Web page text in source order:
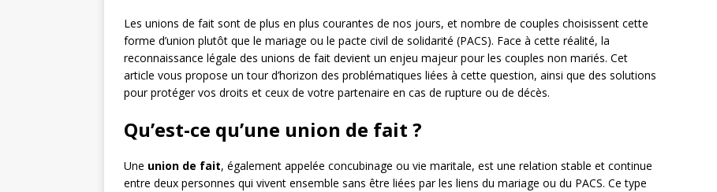
Les unions de fait sont de plus en plus courantes de nos jours, et nombre de couples choisissent cette
forme d’union plutôt que le mariage ou le pacte civil de solidarité (PACS). Face à cette réalité, la
reconnaissance légale des unions de fait devient un enjeu majeur pour les couples non mariés. Cet
article vous propose un tour d’horizon des problématiques liées à cette question, ainsi que des solutions
pour protéger vos droits et ceux de votre partenaire en cas de rupture ou de décès.
Qu’est-ce qu’une union de fait ?
Une union de fait, également appelée concubinage ou vie maritale, est une relation stable et continue
entre deux personnes qui vivent ensemble sans être liées par les liens du mariage ou du PACS. Ce type